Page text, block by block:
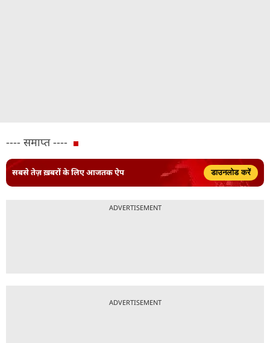
---- समाप्त ----
सबसे तेज़ ख़बरों के लिए आजतक ऐप डाउनलोड करें
ADVERTISEMENT
ADVERTISEMENT